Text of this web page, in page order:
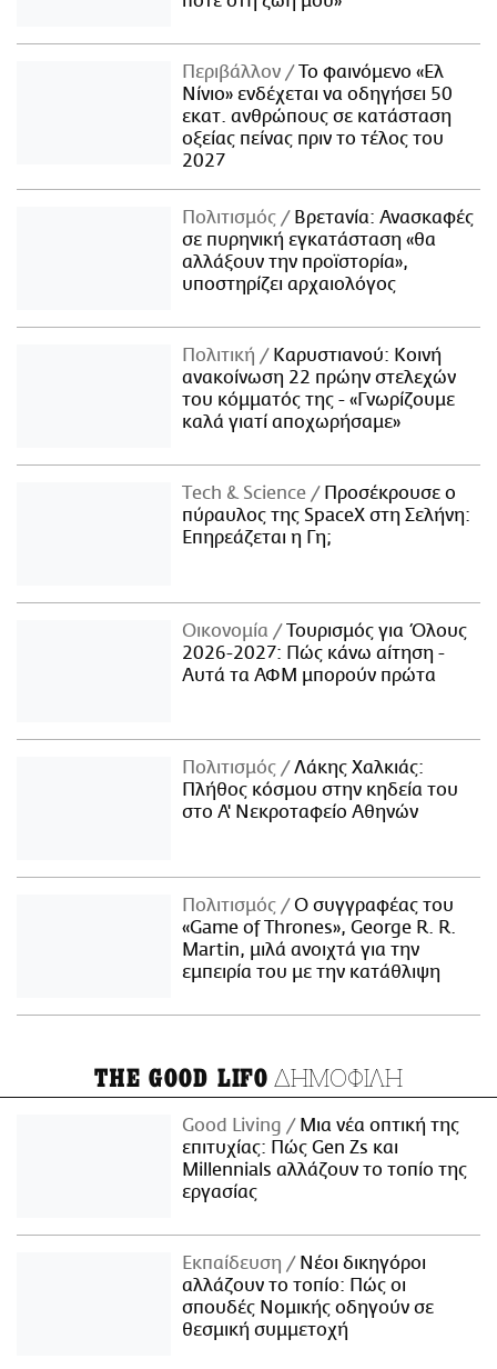
Περιβάλλον
Το φαινόμενο «Ελ
Νίνιο» ενδέχεται να οδηγήσει 50
εκατ. ανθρώπους σε κατάσταση
οξείας πείνας πριν το τέλος του
2027
Πολιτισμός
Βρετανία: Ανασκαφές
σε πυρηνική εγκατάσταση «θα
αλλάξουν την προϊστορία»,
υποστηρίζει αρχαιολόγος
Πολιτική
Καρυστιανού: Κοινή
ανακοίνωση 22 πρώην στελεχών
του κόμματός της - «Γνωρίζουμε
καλά γιατί αποχωρήσαμε»
Τech & Science
Προσέκρουσε ο
πύραυλος της SpaceX στη Σελήνη:
Επηρεάζεται η Γη;
Οικονομία
Τουρισμός για Όλους
2026-2027: Πώς κάνω αίτηση -
Αυτά τα ΑΦΜ μπορούν πρώτα
Πολιτισμός
Λάκης Χαλκιάς:
Πλήθος κόσμου στην κηδεία του
στο Α' Νεκροταφείο Αθηνών
Πολιτισμός
Ο συγγραφέας του
«Game of Thrones», George R. R.
Martin, μιλά ανοιχτά για την
εμπειρία του με την κατάθλιψη
THE GOOD LIFO ΔΗΜΟΦΙΛΗ
Good Living
Μια νέα οπτική της
επιτυχίας: Πώς Gen Zs και
Millennials αλλάζουν το τοπίο της
εργασίας
Εκπαίδευση
Νέοι δικηγόροι
αλλάζουν το τοπίο: Πώς οι
σπουδές Νομικής οδηγούν σε
θεσμική συμμετοχή